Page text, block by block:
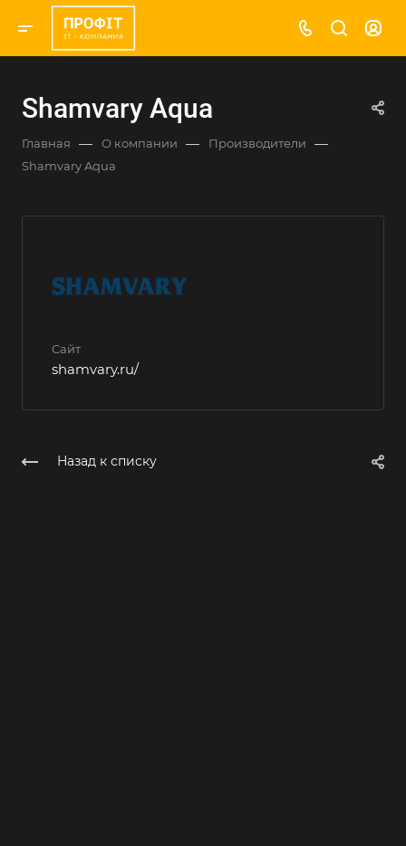
Shamvary Aqua
Главная — О компании — Производители —
Shamvary Aqua
Сайт
shamvary.ru/
Назад к списку